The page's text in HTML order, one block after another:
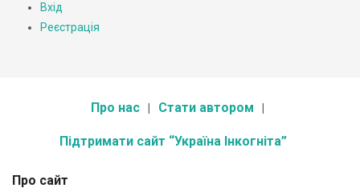
Вхід
Реєстрація
Про нас Стати автором
Підтримати сайт “Україна Інкогніта”
Про сайт